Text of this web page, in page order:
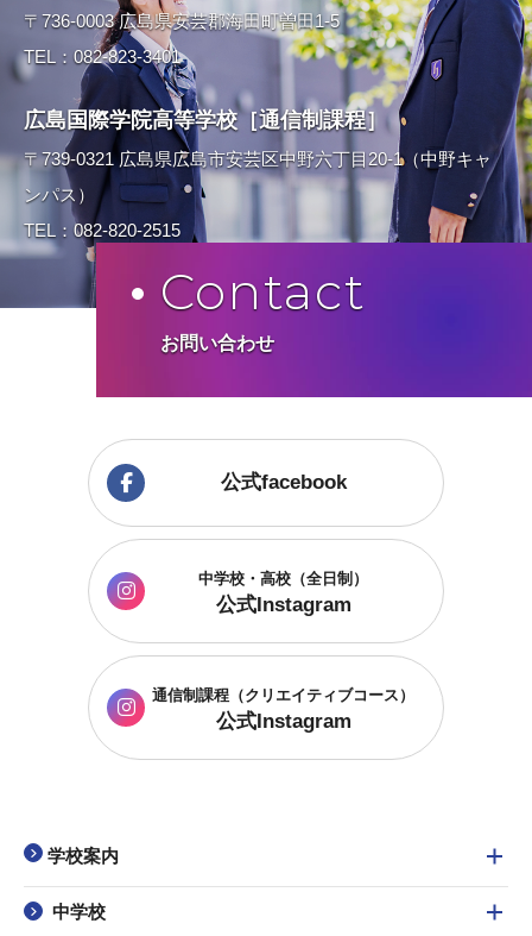
〒736-0003 広島県安芸郡海田町曽田1-5
TEL：082-823-3401
広島国際学院高等学校［通信制課程］
〒739-0321 広島県広島市安芸区中野六丁目20-1（中野キャ
ンパス）
TEL：082-820-2515
Contact
お問い合わせ
公式facebook
中学校・高校（全日制）
公式Instagram
通信制課程 （クリエイティブコース）
公式Instagram
学校案内
中学校